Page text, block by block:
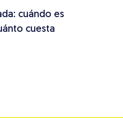
cuándo es
cuesta